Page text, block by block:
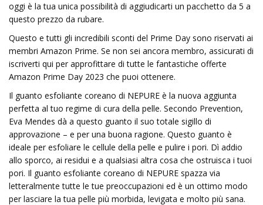
oggi è la tua unica possibilità di aggiudicarti un pacchetto da 5 a
questo prezzo da rubare.
Questo e tutti gli incredibili sconti del Prime Day sono riservati ai
membri Amazon Prime. Se non sei ancora membro, assicurati di
iscriverti qui per approfittare di tutte le fantastiche offerte
Amazon Prime Day 2023 che puoi ottenere.
Il guanto esfoliante coreano di NEPURE è la nuova aggiunta
perfetta al tuo regime di cura della pelle. Secondo Prevention,
Eva Mendes dà a questo guanto il suo totale sigillo di
approvazione – e per una buona ragione. Questo guanto è
ideale per esfoliare le cellule della pelle e pulire i pori. Dì addio
allo sporco, ai residui e a qualsiasi altra cosa che ostruisca i tuoi
pori. Il guanto esfoliante coreano di NEPURE spazza via
letteralmente tutte le tue preoccupazioni ed è un ottimo modo
per lasciare la tua pelle più morbida, levigata e molto più sana.